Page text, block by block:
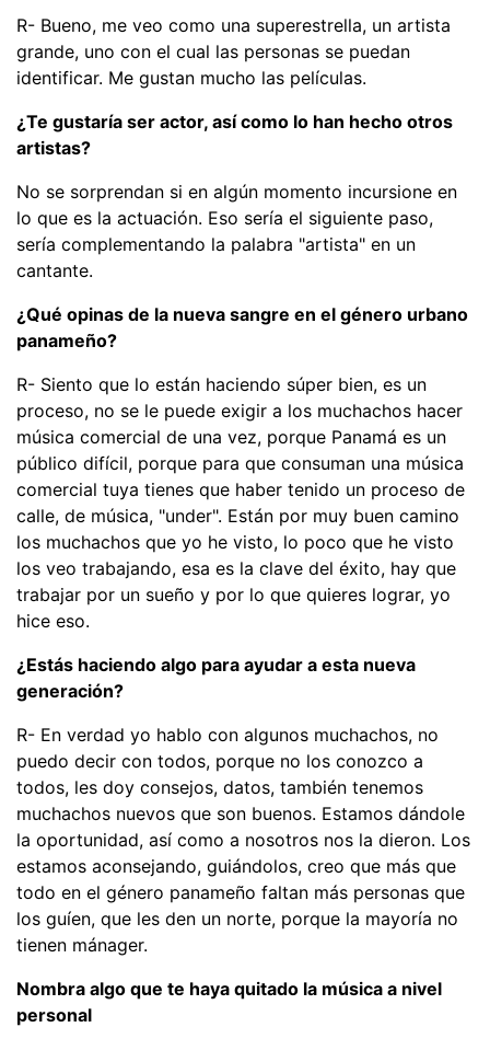
R- Bueno, me veo como una superestrella, un artista
grande, uno con el cual las personas se puedan
identificar. Me gustan mucho las películas.
¿Te gustaría ser actor, así como lo han hecho otros
artistas?
No se sorprendan si en algún momento incursione en
lo que es la actuación. Eso sería el siguiente paso,
sería complementando la palabra "artista" en un
cantante.
¿Qué opinas de la nueva sangre en el género urbano
panameño?
R- Siento que lo están haciendo súper bien, es un
proceso, no se le puede exigir a los muchachos hacer
música comercial de una vez, porque Panamá es un
público difícil, porque para que consuman una música
comercial tuya tienes que haber tenido un proceso de
calle, de música, "under". Están por muy buen camino
los muchachos que yo he visto, lo poco que he visto
los veo trabajando, esa es la clave del éxito, hay que
trabajar por un sueño y por lo que quieres lograr, yo
hice eso.
¿Estás haciendo algo para ayudar a esta nueva
generación?
R- En verdad yo hablo con algunos muchachos, no
puedo decir con todos, porque no los conozco a
todos, les doy consejos, datos, también tenemos
muchachos nuevos que son buenos. Estamos dándole
la oportunidad, así como a nosotros nos la dieron. Los
estamos aconsejando, guiándolos, creo que más que
todo en el género panameño faltan más personas que
los guíen, que les den un norte, porque la mayoría no
tienen mánager.
Nombra algo que te haya quitado la música a nivel
personal